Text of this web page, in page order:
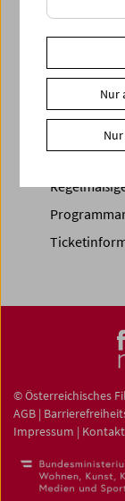
Share on
Spielplan
© Österreichisches
AGB |
Impressum | Kontakt
Nur